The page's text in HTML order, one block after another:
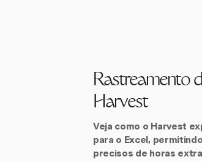
Rastreamento
Harvest
Veja como o Harvest
para o Excel,
precisos de horas